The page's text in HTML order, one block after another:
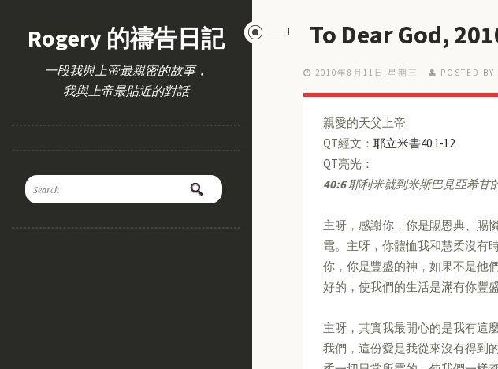
Rogery 的禱告日記
一段我與上帝最親密的故事，
我與上帝最貼近的對話
To Dear God,
2010年8月11日 星期三 POSTED BY
親愛的天父上帝:
QT經文： 耶立米書40:1-12
QT亮光：
40:6耶利米就到米斯巴見亞希甘
主呀，感謝你，你是賜恩典、賜
電。主呀，你體恤我和慧柔沒有
你，你是豐盛的神，如果不是他
好的，使我們的生活是滿有你豐盛
主呀，其實我最開心的是我有這
我們，這份愛是我從來沒有得到